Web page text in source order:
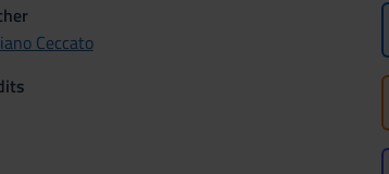
Ceccato